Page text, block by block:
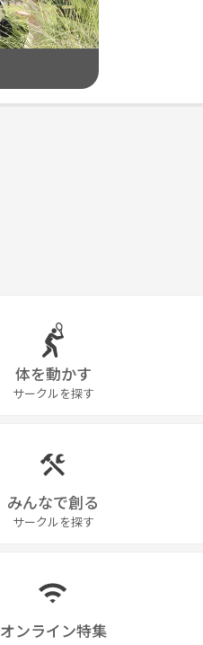
体を動かす
サークルを探す
みんなで創る
サークルを探す
オンライン特集